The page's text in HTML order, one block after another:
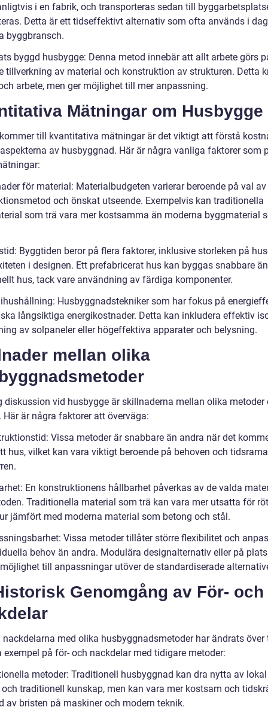
i en fabrik, och transporteras sedan till
Detta är ett tidseffektivt alternativ som ofta används i
byggbransch.
byggd husbygge: Denna metod innebär att allt arbete görs
tillverkning av material och konstruktion av strukturen. Detta
arbete, men ger möjlighet till mer anpassning.
Mätningar om Husbygge
till kvantitativa mätningar är det viktigt att förstå
av husbyggnad. Här är några vanliga faktorer som
för material: Materialbudgeten varierar beroende på val av
och önskat utseende. Exempelvis kan traditionella
som trä vara mer kostsamma än moderna byggmaterial
Byggtiden beror på flera faktorer, inklusive storleken på
i designen. Ett prefabricerat hus kan byggas snabbare
hus, tack vare användning av färdiga komponenter.
Husbyggnadstekniker som har fokus på
långsiktiga energikostnader. Detta kan inkludera effektiv
av solpaneler eller högeffektiva apparater och belysning.
mellan olika
diskussion vid husbygge är skillnaderna mellan olika metoder
Här är några faktorer att överväga:
Vissa metoder är snabbare än andra när det
hus, vilket kan vara viktigt beroende på behoven och
En konstruktionens hållbarhet påverkas av de valda
Traditionella material som trä kan vara mer utsatta för
jämfört med moderna material som betong och stål.
Vissa metoder tillåter större flexibilitet och
behov än andra. Modulära designalternativ eller på
till anpassningar utöver de standardiserade
Genomgång av För- och
nackdelarna med olika husbyggnadsmetoder har ändrats över
exempel på för- och nackdelar med tidigare metoder:
metoder: Traditionell husbyggnad kan dra nytta av lokal
traditionell kunskap, men kan vara mer kostsam och
av bristen på maskiner och modern teknik.